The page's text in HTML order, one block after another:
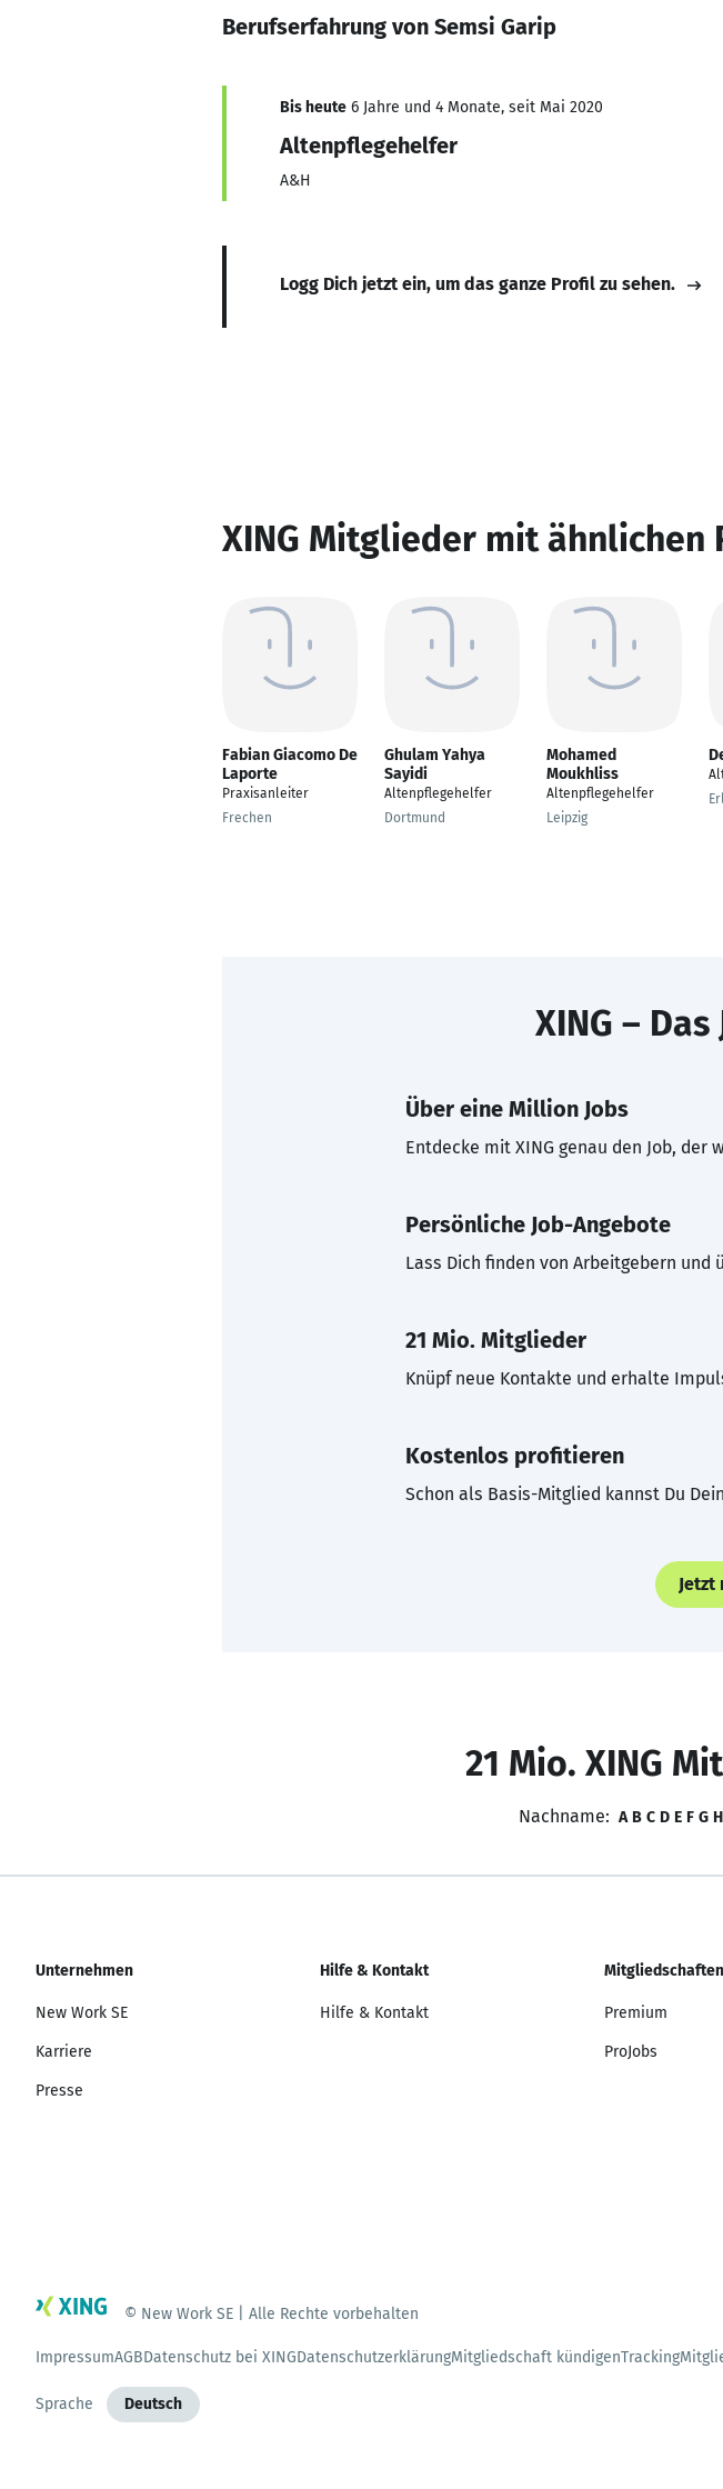
Berufserfahrung von Semsi Garip
Bis heute 6 Jahre und 4 Monate, seit Mai 2020
Altenpflegehelfer
A&H
Logg Dich jetzt ein, um das ganze Profil zu sehen.
XING Mitglieder mit ähnlichen
Fabian Giacomo De
Laporte
Praxisanleiter
Frechen
Ghulam Yahya
Sayidi
Altenpflegehelfer
Dortmund
Mohamed
Moukhliss
Altenpflegehelfer
Leipzig
XING –
Über eine Million Jobs
Entdecke mit XING genau den Job, der
Persönliche Job-Angebote
Lass Dich finden von Arbeitgebern und
21 Mio. Mitglieder
Knüpf neue Kontakte und erhalte
Kostenlos profitieren
Schon als Basis-Mitglied kannst Du
Jetzt
21 Mio. XING
Nachname: A B C D E F G H
Unternehmen
New Work SE
Karriere
Presse
Hilfe & Kontakt
Hilfe & Kontakt
Mitgliedschaften
Premium
ProJobs
© New Work SE | Alle Rechte vorbehalten
ImpressumAGBDatenschutz bei XINGDatenschutzerklärungMitgliedschaft kündigenTracking
Sprache Deutsch